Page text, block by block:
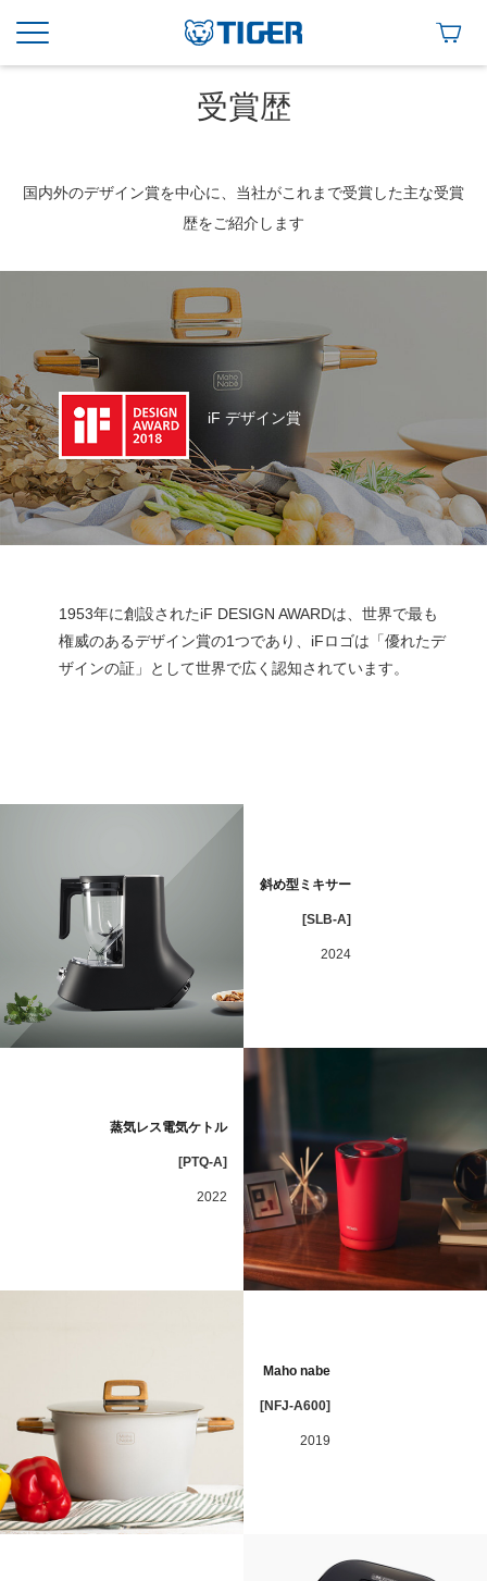
受賞歴
国内外のデザイン賞を中心に、当社がこれまで受賞した主な受賞
歴をご紹介します
iF デザイン賞
1953年に創設されたiF DESIGN AWARDは、世界で最も
権威のあるデザイン賞の1つであり、iFロゴは「優れたデ
ザインの証」として世界で広く認知されています。
斜め型ミキサー
[SLB-A]
2024
蒸気レス電気ケトル
[PTQ-A]
2022
Maho nabe
[NFJ-A600]
2019